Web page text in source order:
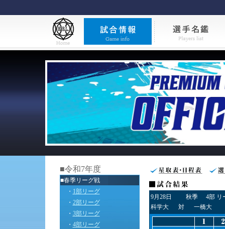
■令和7年度
■春季リーグ戦
・ 1部リーグ
・ 2部リーグ
・ 3部リーグ
・ 4部リーグ
9月28日 秋季
4部 リ
科学大
対 一橋大